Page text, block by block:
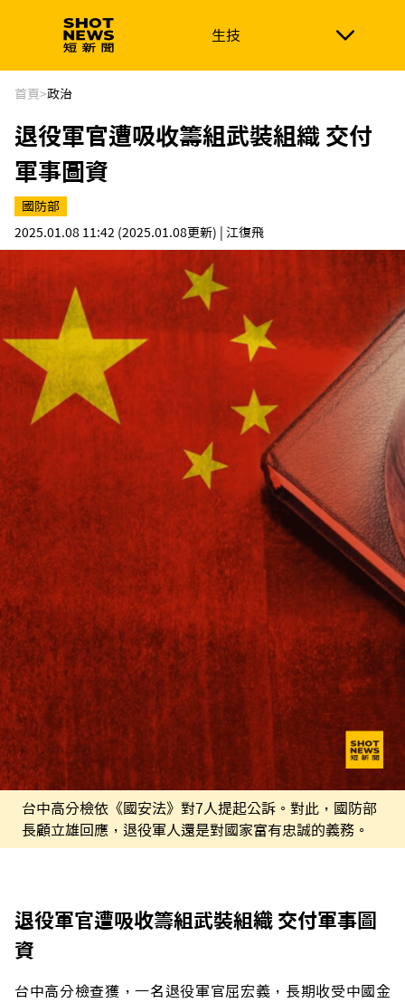
生技
生技 政治
新南向 體育
首頁>政治
退役軍官遭吸收籌組武裝組織 交付
軍事圖資
國防部
2025.01.08 11:42 (2025.01.08更新) | 江復飛
台中高分檢依《國安法》對7人提起公訴。對此，國防部
長顧立雄回應，退役軍人還是對國家富有忠誠的義務。
退役軍官遭吸收籌組武裝組織 交付軍事圖
資
台中高分檢查獲，一名退役軍官屈宏義，長期收受中國金